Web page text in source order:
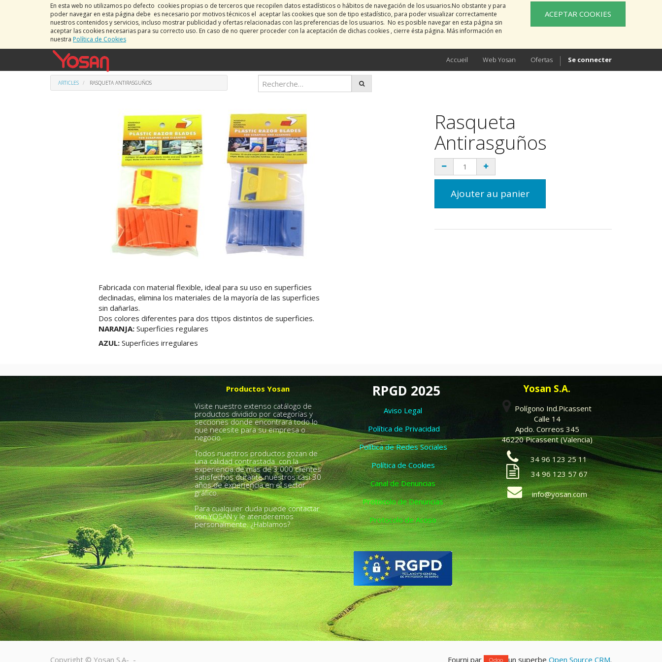
En esta web no utilizamos po defecto cookies propias o de terceros que recopilen datos estadísticos o hábitos de navegación de los usuarios.No obstante y para
poder navegar en esta página debe es necesario por motivos técnicos el aceptar las cookies que son de tipo estadístico, para poder visualizar correctamente
nuestros contenidos y servicios, incluso mostrar publicidad y ofertas relacionadas con las preferencias de los usuarios. No es posible navegar en esta página sin
aceptar las cookies necesarias para su correcto uso. En caso de no querer proceder con la aceptación de dichas cookies , cierre ésta página. Más información en
nuestra Política de Cookies
ACEPTAR COOKIES
Accueil Web Yosan Ofertas Se connecter
ARTICLES RASQUETA ANTIRASGUÑOS
Rasqueta
Antirasguños
Ajouter au panier
Fabricada con material flexible, ideal para su uso en superficies
declinadas, elimina los materiales de la mayoría de las superficies
sin dañarlas.
Dos colores diferentes para dos ttipos distintos de superficies.
NARANJA: Superficies regulares
AZUL: Superficies irregulares
Productos Yosan
Visite nuestro extenso catálogo de
productos dividido por categorías y
secciones donde encontrará todo lo
que necesite para su empresa o
negocio.
Todos nuestros productos gozan de
una calidad contrastada con la
experiencia de más de 3.000 clientes
satisfechos durante nuestros casi 30
años de experiencia en el sector
gráfico.
Para cualquier duda puede contactar
con YOSAN y le atenderemos
personalmente. ¿Hablamos?
RPGD 2025
Aviso Legal
Política de Privacidad
Política de Redes Sociales
Política de Cookies
Canal de Denuncias
Protocolo de Denuncias
Protocolo de Acoso
Yosan S.A.
Polígono Ind.Picassent
Calle 14
Apdo. Correos 345
46220 Picassent (Valencia)
34 96 123 25 11
34 96 123 57 67
info@yosan.com
Fourni par Odoo un superbe Open Source CRM.
Copyright © Yosan S.A- -